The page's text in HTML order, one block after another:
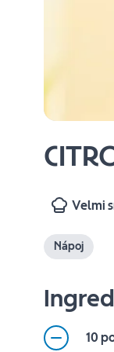
Velmi
Nápoj
10